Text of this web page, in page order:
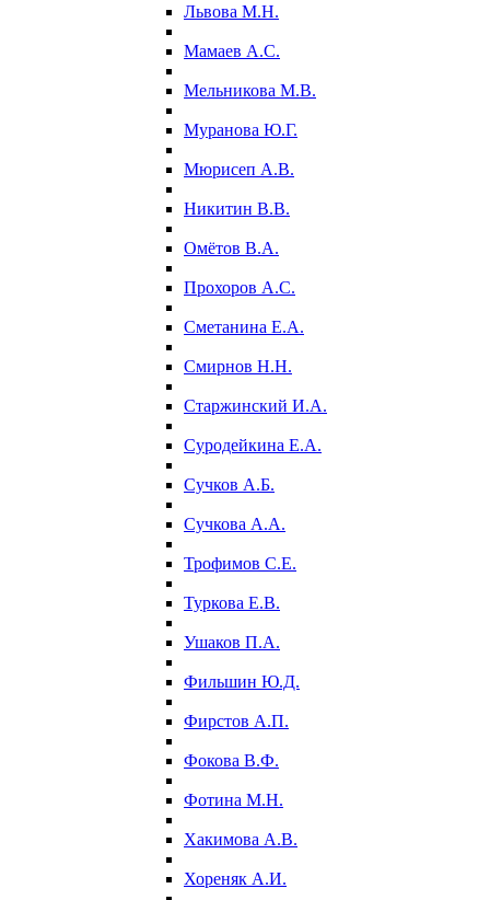
Львова М.Н.
Мамаев А.С.
Мельникова М.В.
Муранова Ю.Г.
Мюрисеп А.В.
Никитин В.В.
Омётов В.А.
Прохоров А.С.
Сметанина Е.А.
Смирнов Н.Н.
Старжинский И.А.
Суродейкина Е.А.
Сучков А.Б.
Сучкова А.А.
Трофимов С.Е.
Туркова Е.В.
Ушаков П.А.
Фильшин Ю.Д.
Фирстов А.П.
Фокова В.Ф.
Фотина М.Н.
Хакимова А.В.
Хореняк А.И.